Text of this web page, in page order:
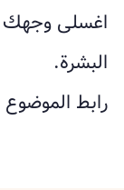
اغسلى وجهك
البشرة.
رابط الموضوع